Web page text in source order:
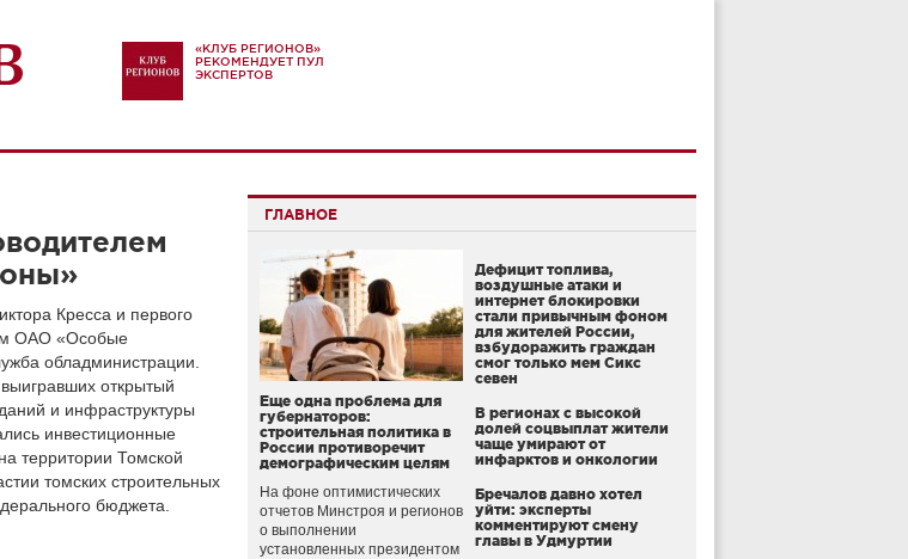
«КЛУБ РЕГИОНОВ»
РЕКОМЕНДУЕТ ПУЛ
ЭКСПЕРТОВ
Кресса и первого
ОАО «Особые
обладминистрации.
открытый
и инфраструктуры
инвестиционные
территории Томской
томских строительных
бюджета.
ГЛАВНОЕ
Еще одна проблема для
губернаторов:
строительная политика в
России противоречит
демографическим целям
На фоне оптимистических
отчетов Минстроя и регионов
о выполнении
установленных президентом
Дефицит топлива,
воздушные атаки и
интернет блокировки
стали привычным фоном
для жителей России,
взбудоражить граждан
смог только мем Сикс
севен
В регионах с высокой
долей соцвыплат жители
чаще умирают от
инфарктов и онкологии
Бречалов давно хотел
уйти: эксперты
комментируют смену
главы в Удмуртии